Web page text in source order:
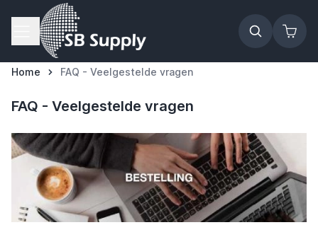
Ga naar de inhoud
Home FAQ - Veelgestelde vragen
FAQ - Veelgestelde vragen